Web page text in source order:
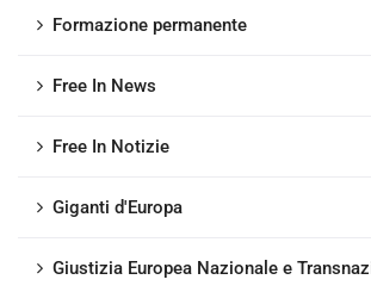
Formazione permanente
Free In News
Free In Notizie
Giganti d'Europa
Giustizia Europea Nazionale e